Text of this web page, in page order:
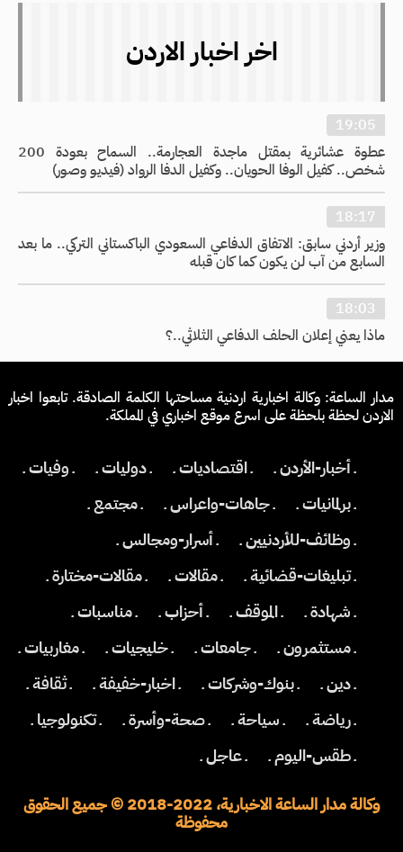
اخر اخبار الاردن
19:05
عطوة عشائرية بمقتل ماجدة العجارمة.. السماح بعودة 200
شخص.. كفيل الوفا الحويان.. وكفيل الدفا الرواد (فيديو وصور)
18:17
وزير أردني سابق: الاتفاق الدفاعي السعودي الباكستاني التركي.. ما بعد
السابع من آب لن يكون كما كان قبله
18:03
ماذا يعني إعلان الحلف الدفاعي الثلاثي..؟
مدار الساعة: وكالة اخبارية اردنية مساحتها الكلمة الصادقة. تابعوا اخبار
الاردن لحظة بلحظة على اسرع موقع اخباري في المملكة.
ـ أخبار-الأردن ـ ـ اقتصاديات ـ ـ دوليات ـ
ـ وفيات ـ
ـ برلمانيات ـ
ـ جاهات-واعراس ـ
ـ مجتمع ـ
ـ وظائف-للأردنيين ـ
ـ أسرار-ومجالس ـ
ـ تبليغات-قضائية ـ
ـ مقالات ـ
ـ مقالات-مختارة ـ
ـ شهادة ـ
ـ الموقف ـ ـ أحزاب ـ
ـ مناسبات ـ
ـ مستثمرون ـ
ـ جامعات ـ ـ خليجيات ـ
ـ مغاربيات ـ
ـ دين ـ
ـ بنوك-وشركات ـ ـ اخبار-خفيفة ـ
ـ ثقافة ـ
ـ رياضة ـ
ـ سياحة ـ ـ صحة-وأسرة ـ
ـ تكنولوجيا ـ
ـ طقس-اليوم ـ
ـ عاجل ـ
وكالة مدار الساعة الاخبارية، 2022-2018 © جميع الحقوق
محفوظة